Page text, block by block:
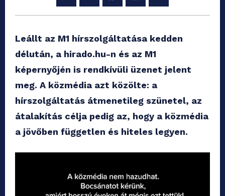
Leállt az M1 hírszolgáltatása kedden
délután, a hirado.hu-n és az M1
képernyőjén is rendkívüli üzenet jelent
meg. A közmédia azt közölte: a
hírszolgáltatás átmenetileg szünetel, az
átalakítás célja pedig az, hogy a közmédia
a jövőben független és hiteles legyen.